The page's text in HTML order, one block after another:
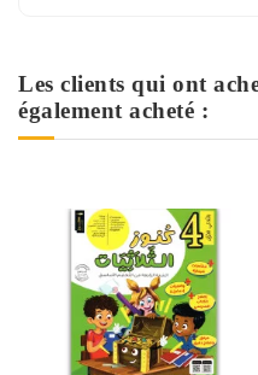
Les clients qui ont
également acheté :